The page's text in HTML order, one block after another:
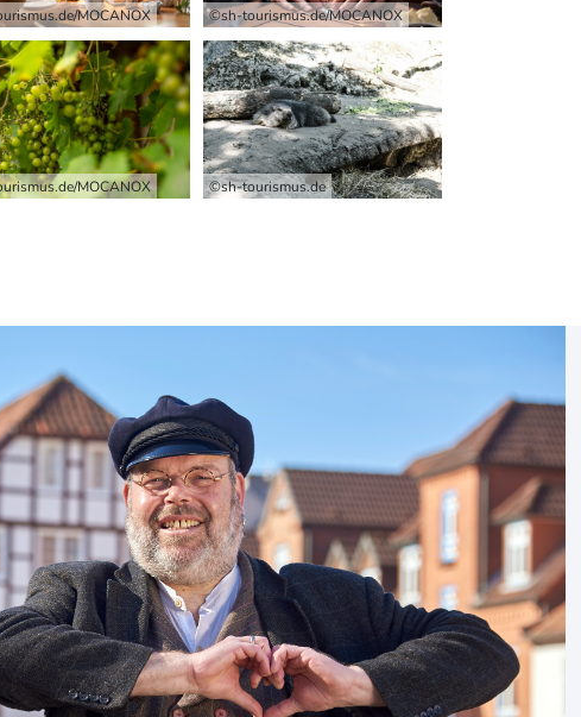
MOCANOX ©sh-tourismus.de/MOCANOX
MOCANOX ©sh-tourismus.de